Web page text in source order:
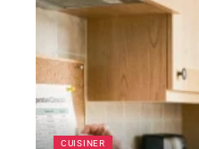
CUISINER